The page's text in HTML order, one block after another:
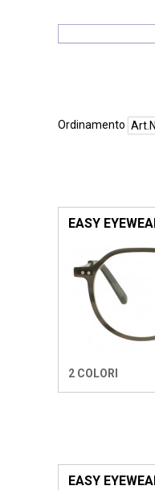
Ordinamento
EASY
2 COLORI
EASY